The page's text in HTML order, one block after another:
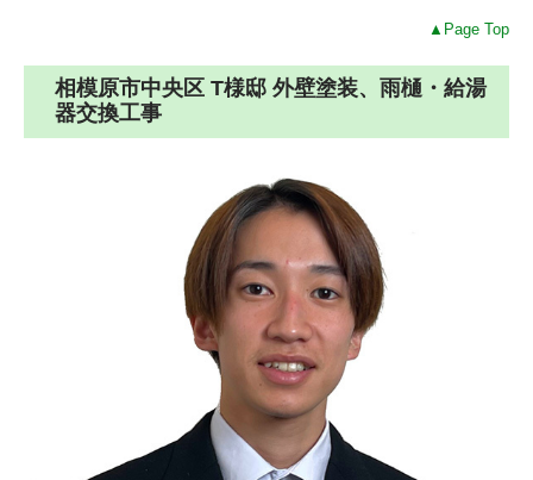
▲Page Top
相模原市中央区 T様邸 外壁塗装、雨樋・給湯
器交換工事